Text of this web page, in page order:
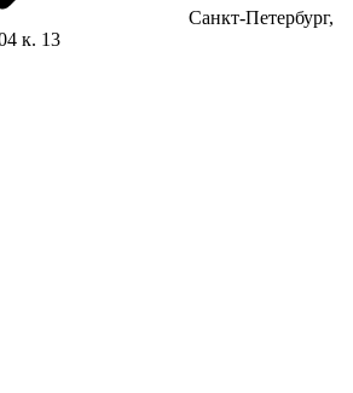
Санкт-Петербург,
к. 13